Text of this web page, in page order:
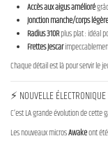
Accès aux aigus amélioré
Jonction manche/corps
Radius 310Rplus plat : idéal
Frettes Jescar
Chaque détail est là pour servir le
⚡ NOUVELLE
C’est LA grande évolution de cette
Les nouveaux microsAwakeont